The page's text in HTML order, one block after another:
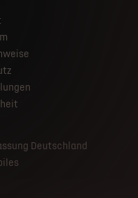
Deutschland